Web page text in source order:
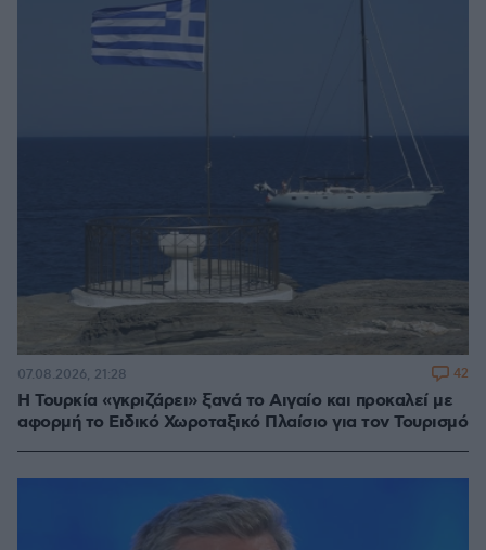
Η Τουρκία «γκριζάρει» ξανά το Αιγαίο και προκαλεί με
αφορμή το Ειδικό Χωροταξικό Πλαίσιο για τον Τουρισμό
07.08.2026, 21:28 42